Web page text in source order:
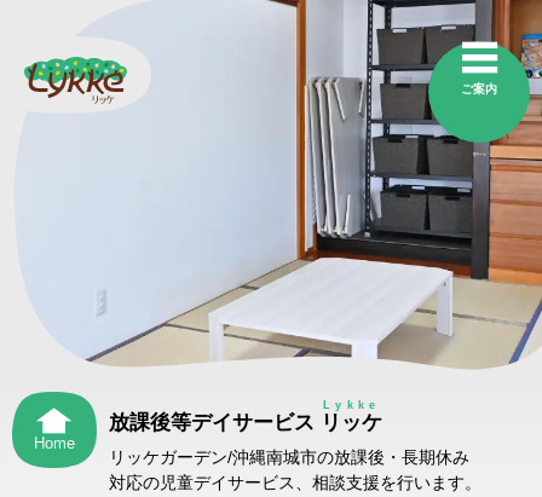
ご案内
Home
放課後等デイサービス リッケ
Lykke
リッケガーデン/沖縄南城市の放課後・長期休み
対応の児童デイサービス、相談支援を行います。